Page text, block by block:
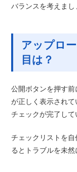
バランスを考えまし
アップロ
目は？
公開ボタンを押す
が正しく表示され
チェックが完了して
チェックリストを
るとトラブルを未然